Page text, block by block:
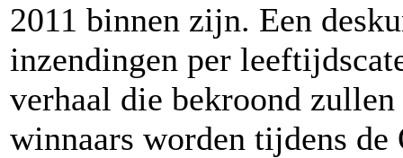
2011 binnen zijn. Een
inzendingen per
verhaal die bekroond
winnaars worden tijdens de